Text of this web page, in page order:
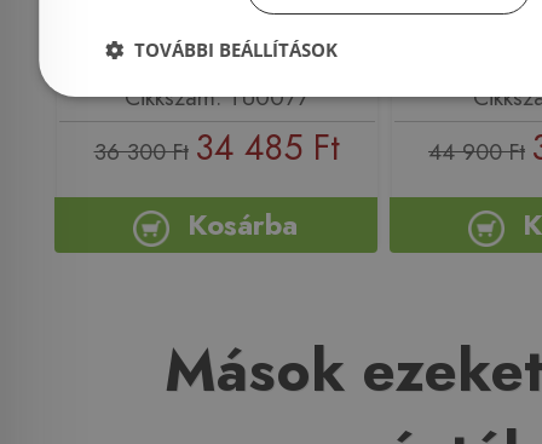
Azonosító: 206924
Cikkszám: TU0077
36 300 Ft 34 485 Ft
Kosárba
44 900 Ft
Mások
TOVÁBBI BEÁLLÍTÁSOK